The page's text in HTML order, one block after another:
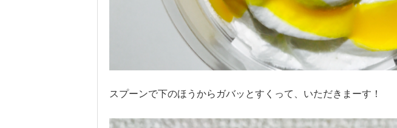
スプーンで下のほうからガバッとすくって、いただきまーす！